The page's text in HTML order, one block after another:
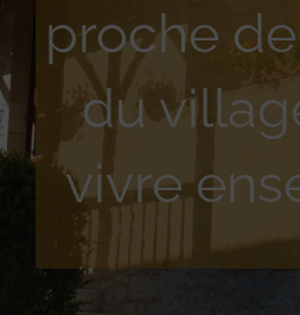
proche
du
vivre